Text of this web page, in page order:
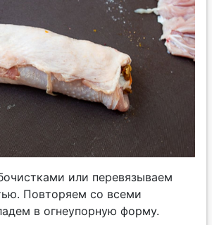
или перевязываем
Повторяем со всеми
в огнеупорную форму.